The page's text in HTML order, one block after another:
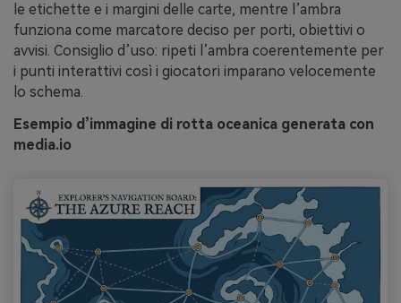
le etichette e i margini delle carte, mentre l’ambra
funziona come marcatore deciso per porti, obiettivi o
avvisi. Consiglio d’uso: ripeti l’ambra coerentemente per
i punti interattivi così i giocatori imparano velocemente
lo schema.
Esempio d’immagine di rotta oceanica generata con
media.io